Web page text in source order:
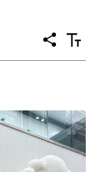
공
유
텍
스